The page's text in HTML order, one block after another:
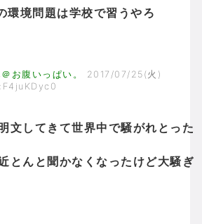
境問題は学校で習うやろ
お腹いっぱい。
2017/07/25(火)
文してきて世界中で騒がれとった
とんと聞かなくなったけど大騒ぎ